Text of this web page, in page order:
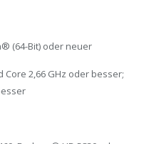
(64-Bit) oder neuer
2,66 GHz oder besser;